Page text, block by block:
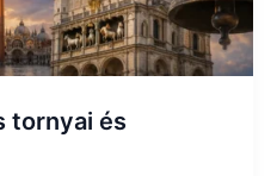
tornyai és